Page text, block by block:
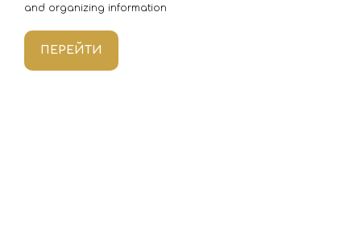
and organizing information
ПЕРЕЙТИ